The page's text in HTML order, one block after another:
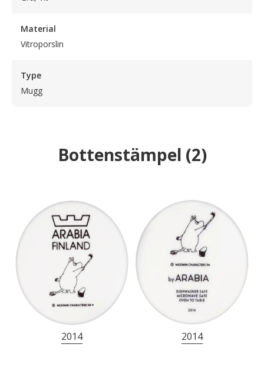
Material
Vitroporslin
Type
Mugg
Bottenstämpel (2)
2014 2014